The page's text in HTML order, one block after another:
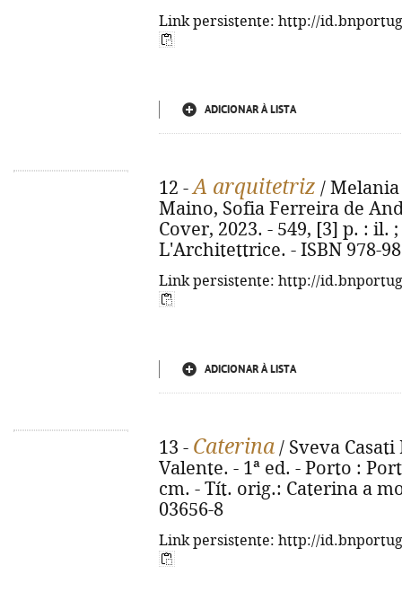
Link persistente: http://
ADICIONAR À LISTA
12 -A arquitetriz / Melania
Maino, Sofia Ferreira de
Cover, 2023. - 549, [3] p. : il.
L'Architettrice. - ISBN 978-
Link persistente: http://
ADICIONAR À LISTA
13 - Caterina / Sveva
Valente. - 1ª ed. - Porto :
cm. - Tít. orig.: Caterina a
03656-8
Link persistente: http://